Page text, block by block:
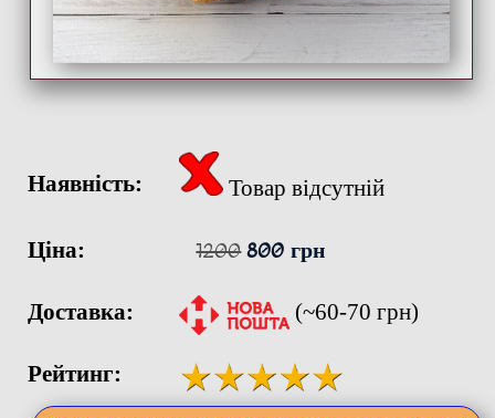
Наявність: Товар відсутній
Ціна: 1200 800 грн
Доставка: (~60-70 грн)
Рейтинг: